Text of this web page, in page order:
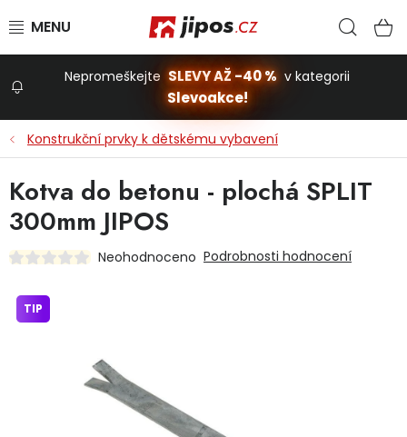
Stavba a dům
Domácnost
Dětská hřiště
Nepromeškejte SLEVY AŽ -40 % v kategorii
Slevoakce!
Konstrukční prvky k dětskému vybavení
Kotva do betonu - plochá SPLIT
300mm JIPOS
Neohodnoceno Podrobnosti hodnocení
TIP